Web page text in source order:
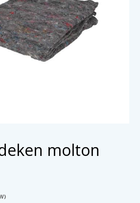
molton